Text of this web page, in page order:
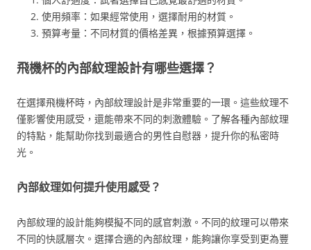
使用頻率：如果經常使用，選擇耐用的材質。
預算考量：不同材質的價格差異，根據預算選擇。
飛機杯的內部紋理設計有哪些選擇？
在選擇飛機杯時，內部紋理設計是非常重要的一環。這些紋理不
僅影響使用感受，還能帶來不同的刺激體驗。了解各種內部紋理
的特點，能幫助你找到最適合的男性自慰器，提升你的私密時
光。
內部紋理如何提升使用感受？
內部紋理的設計能夠模擬不同的感官刺激。不同的紋理可以帶來
不同的快感層次。選擇合適的內部紋理，能夠讓你享受到更為豐